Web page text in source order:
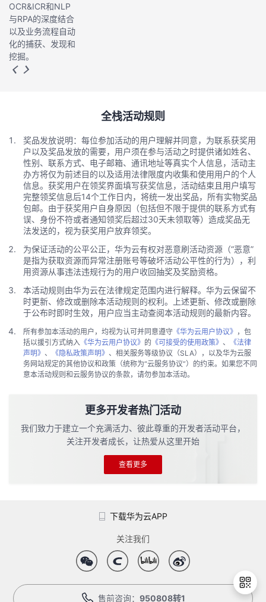
OCR&ICR和NLP
与RPA的深度结合
以及业务流程自动
化的捕获、发现和
挖掘。
全栈活动规则
奖品发放说明：每位参加活动的用户理解并同意，为联系获奖用
户以及奖品发放的需要，用户须在参与活动之时提供诸如姓名、
性别、联系方式、电子邮箱、通讯地址等真实个人信息，活动主
办方将仅为前述目的以及适用法律限度内收集和使用用户的个人
信息。获奖用户在领奖界面填写获奖信息，活动结束且用户填写
完整领奖信息后14个工作日内，将统一发出奖品，所有实物奖品
包邮。由于获奖用户自身原因（包括但不限于提供的联系方式有
误、身份不符或者通知领奖后超过30天未领取等）造成奖品无
法发送的，视为获奖用户放弃领奖。
为保证活动的公平公正，华为云有权对恶意刷活动资源（“恶意”
是指为获取资源而异常注册账号等破坏活动公平性的行为），利
用资源从事违法违规行为的用户收回抽奖及奖励资格。
本活动规则由华为云在法律规定范围内进行解释。华为云保留不
时更新、修改或删除本活动规则的权利。上述更新、修改或删除
于公布时即时生效，用户应当主动查阅本活动规则的最新内容。
所有参加本活动的用户，均视为认可并同意遵守 《华为云用户协议》 ，包
括以援引方式纳入 《华为云用户协议》 的 《可接受的使用政策》 、
《法律
声明》 、 《隐私政策声明》 、相关服务等级协议（SLA），以及华为云服
务网站规定的其他协议和政策（统称为“云服务协议”）的约束。如果您不同
意本活动规则和云服务协议的条款，请勿参加本活动。
更多开发者热门活动
我们致力于建立一个充满活力、彼此尊重的开发者活动平台，
关注开发者成长，让热爱从这里开始
查看更多
下载华为云APP
关注我们
售前咨询： 950808转1